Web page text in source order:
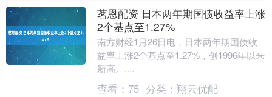
茗恩配资 日本两年期国债收益率上涨
2个基点至1.27%
南方财经1月26日电，日本两年期国债收
益率上涨2个基点至1.27%，创1996年以来
新高。....
查看： 75 分类： 翔云优配